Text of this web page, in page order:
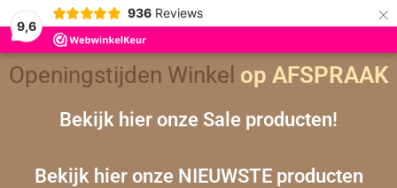
9,6
936 Reviews ×
Openingstijden Winkel op AFSPRAAK
Bekijk hier onze Sale producten!
Bekijk hier onze NIEUWSTE producten